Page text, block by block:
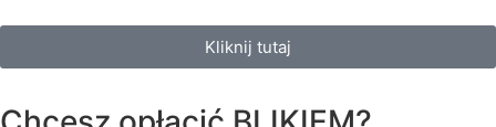
Kliknij tutaj